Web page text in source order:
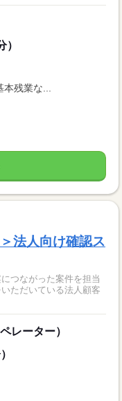
残業な...
法人向け確認ス
つながった案件を担当
レーター）